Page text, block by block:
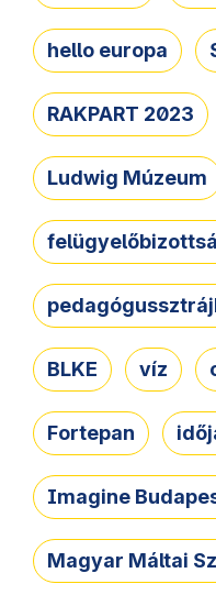
hello europa
RAKPART 2023
Ludwig Múzeum
BLKE víz
Fortepan
Imagine
Magyar Máltai